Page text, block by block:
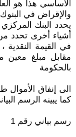
الأساسي هذا هو
والإقراض في
يحدد البنك
أشياء أخرى تحدد
في القيمة
مقابل مبلغ معين
بالحكومة
الى إنفاق الأموال
كما يبينه الرسم
رسم بياني رقم 1